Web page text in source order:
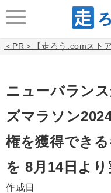
＜PR＞【走ろう.comスト
ニューバラン
ズマラソン
権を獲得でき
を 8月14日よ
作成日